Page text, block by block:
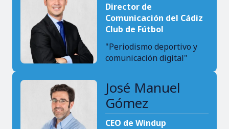
Director de
Comunicación del Cádiz
Club de Fútbol
"Periodismo deportivo y
comunicación digital"
José Manuel
Gómez
CEO de Windup